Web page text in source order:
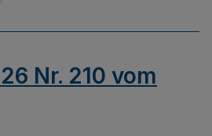
Nr. 210 vom